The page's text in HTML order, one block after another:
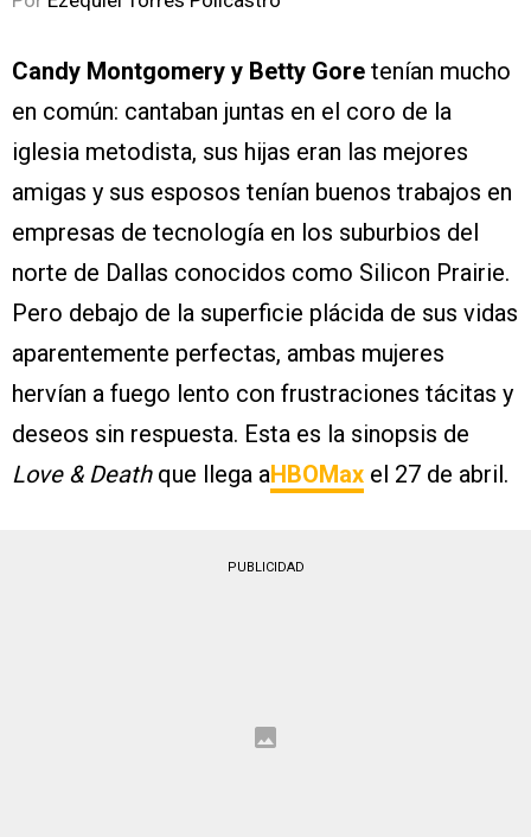
Candy Montgomery y Betty Gore tenían mucho
en común: cantaban juntas en el coro de la
iglesia metodista, sus hijas eran las mejores
amigas y sus esposos tenían buenos trabajos en
empresas de tecnología en los suburbios del
norte de Dallas conocidos como Silicon Prairie.
Pero debajo de la superficie plácida de sus vidas
aparentemente perfectas, ambas mujeres
hervían a fuego lento con frustraciones tácitas y
deseos sin respuesta. Esta es la sinopsis de
Love & Death que llega aHBOMax el 27 de abril.
PUBLICIDAD